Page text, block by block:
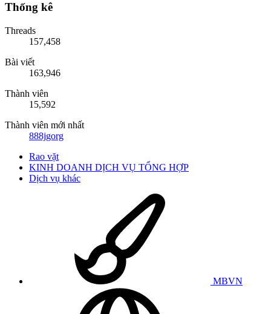
Thống kê
Threads
157,458
Bài viết
163,946
Thành viên
15,592
Thành viên mới nhất
888jgorg
Rao vặt
KINH DOANH DỊCH VỤ TỔNG HỢP
Dịch vụ khác
MBVN